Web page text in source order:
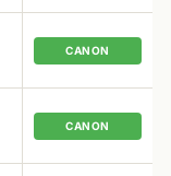
CANON
CANON